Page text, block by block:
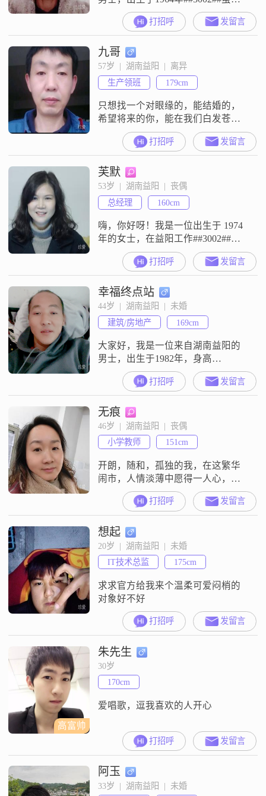
我的身高只有164cm，但我相信，身
高并不是衡量一个人的全部标准
##3002##我拥有大专学历，在工作
中勤奋努力，每月的收入稳定在
3001-5000元之间##3002##我性格稳
重可靠，总是以一种幽默风趣的方
式与人交流，让人感到轻松愉快
##3002
打招呼 发留言
九哥
57岁  |  湖南益阳  |  离异
生产领班
179cm
只想找一个对眼缘的，能结婚的，
希望将来的你，能在我们白发苍苍
的时候，能牵手看夕阳。
打招呼 发留言
芙默
53岁  |  湖南益阳  |  丧偶
总经理
160cm
嗨，你好呀！我是一位出生于 1974
年的女士，在益阳工作##3002##我
的身高大概 160cm，月收入在 5001 -
8000 元左右##3002##学历是高中及
以下##3002##我觉得自己最大的特
点就是真诚可靠，与人相处时绝对
是真心实意，不会玩虚的##3002##
而且我很随和，特别容易相处，不
会给人带来任何压
打招呼 发留言
幸福终点站
44岁  |  湖南益阳  |  未婚
建筑/房地产
169cm
大家好，我是一位来自湖南益阳的
男士，出生于1982年，身高
169cm##3002##我在当地有着稳定的
工作，月收入在5001到8000元之间
##3002##虽然我的学历是高中及以
下，但我一直保持着学习的热情，
努力提升自己的能力##3002##性格
方面，我自认为是一个稳重可靠的
人##3002##在生活中，我注重细
节，做事
打招呼 发留言
无痕
46岁  |  湖南益阳  |  丧偶
小学教师
151cm
开朗，随和，孤独的我，在这繁华
闹市，人情淡薄中愿得一人心，与
之携手走完人生的后半程!
打招呼 发留言
想起
20岁  |  湖南益阳  |  未婚
IT技术总监
175cm
求求官方给我来个温柔可爱闷梢的
对象好不好
打招呼 发留言
高富帅
朱先生
30岁
170cm
爱唱歌，逗我喜欢的人开心
打招呼 发留言
阿玉
33岁  |  湖南益阳  |  未婚